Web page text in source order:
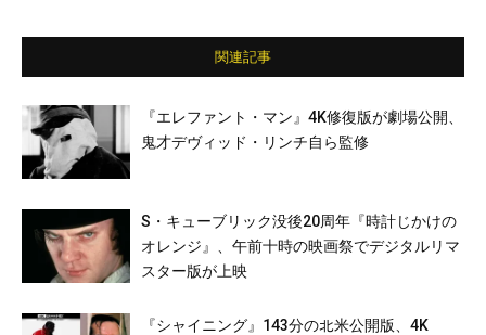
関連記事
『エレファント・マン』4K修復版が劇場公開、
鬼才デヴィッド・リンチ自ら監修
S・キューブリック没後20周年『時計じかけの
オレンジ』、午前十時の映画祭でデジタルリマ
スター版が上映
『シャイニング』143分の北米公開版、4K